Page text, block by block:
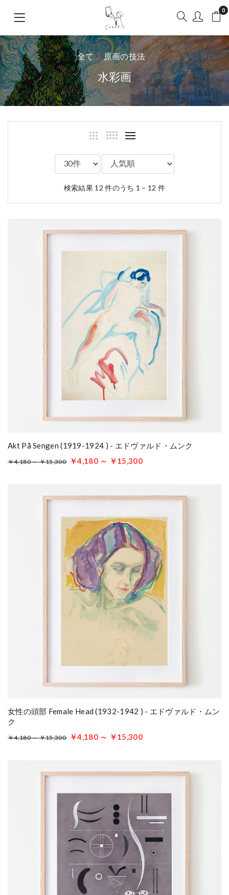
0
全て 原画の技法
水彩画
検索結果 12 件のうち 1 – 12 件
Akt På Sengen (1919-1924 ) - エドヴァルド・ムンク
￥4,180 ～ ￥15,300 ￥4,180 ～ ￥15,300
女性の頭部 Female Head (1932-1942 ) - エドヴァルド・ムン
ク
￥4,180 ～ ￥15,300 ￥4,180 ～ ￥15,300